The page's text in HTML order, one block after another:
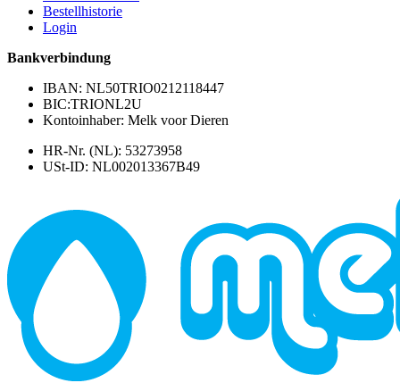
Bestellhistorie
Login
Bankverbindung
IBAN: NL50TRIO0212118447
BIC:TRIONL2U
Kontoinhaber: Melk voor Dieren
HR-Nr. (NL): 53273958
USt-ID: NL002013367B49